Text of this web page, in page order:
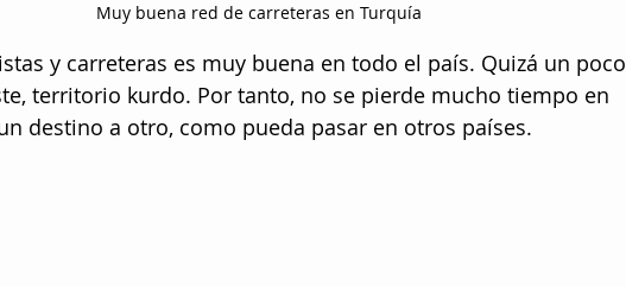
Muy buena red de carreteras en Turquía
y carreteras es muy buena en todo el país. Quizá un poco
territorio kurdo. Por tanto, no se pierde mucho tiempo en
destino a otro, como pueda pasar en otros países.